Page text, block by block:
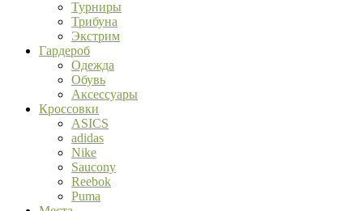
Турниры
Трибуна
Экстрим
Гардероб
Одежда
Обувь
Аксессуары
Кроссовки
ASICS
adidas
Nike
Saucony
Reebok
Puma